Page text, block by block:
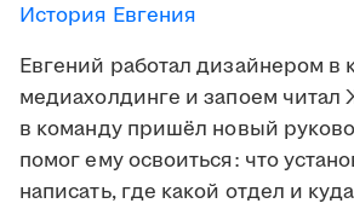
История Евгения
Евгений работал дизайнером в
медиахолдинге и запоем
в команду пришёл новый
помог ему освоиться: что
написать, где какой отдел и